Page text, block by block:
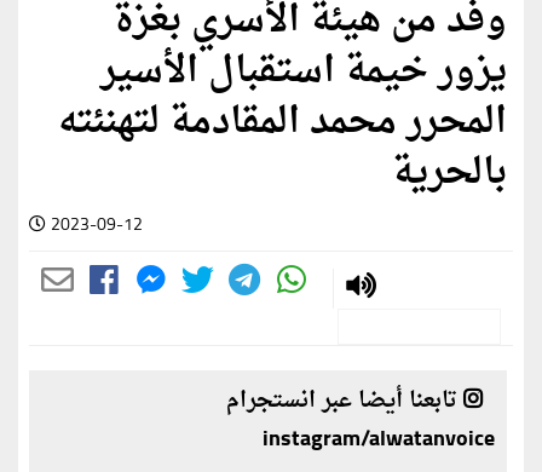
وفد من هيئة الأسري بغزة
يزور خيمة استقبال الأسير
المحرر محمد المقادمة لتهنئته
بالحرية
2023-09-12
تابعنا أيضا عبر انستجرام
instagram/alwatanvoice